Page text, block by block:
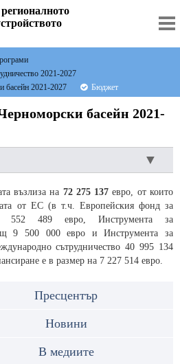
2021-2027
2021-2027
Бюджет
басейн 2021-
възлиза на 72 275 137 евро, от които
от ЕС (в т.ч. Европейския фонд за
552 489 евро, Инструмента за
9 500 000 евро и Инструмента за
сътрудничество 40 995 134
е в размер на 7 227 514 евро.
Пресцентър
Новини
В медиите